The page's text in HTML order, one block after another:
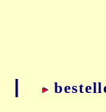
|